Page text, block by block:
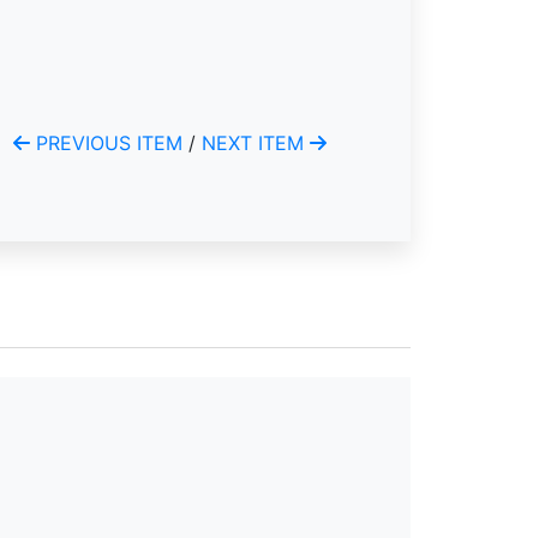
PREVIOUS ITEM / NEXT ITEM